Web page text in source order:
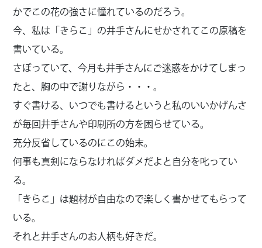
かでこの花の強さに憧れているのだろう。
今、私は「きらこ」の井手さんにせかされてこの原稿を
書いている。
さぼっていて、今月も井手さんにご迷惑をかけてしまっ
たと、胸の中で謝りながら・・・。
すぐ書ける、いつでも書けるというと私のいいかげんさ
が毎回井手さんや印刷所の方を困らせている。
充分反省しているのにこの始末。
何事も真剣にならなければダメだよと自分を叱ってい
る。
「きらこ」は題材が自由なので楽しく書かせてもらって
いる。
それと井手さんのお人柄も好きだ。